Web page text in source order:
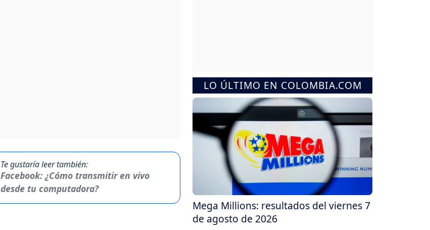
Te gustaría leer también:
Facebook: ¿Cómo transmitir en vivo
desde tu computadora?
LO ÚLTIMO EN COLOMBIA.COM
Mega Millions: resultados del viernes 7
de agosto de 2026